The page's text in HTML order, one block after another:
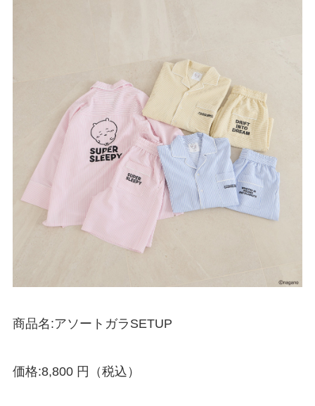
商品名:アソートガラSETUP
価格:8,800 円（税込）